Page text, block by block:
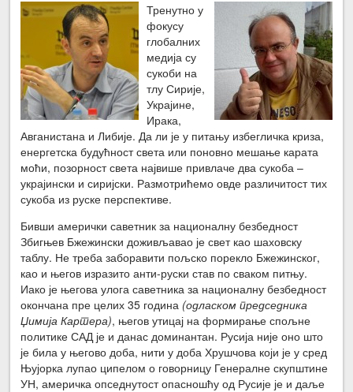
Тренутно у
фокусу
глобалних
медија су
сукоби на
тлу Сирије,
Украјине,
Ирака,
Авганистана и Либије. Да ли је у питању избегличка криза,
енергетска будућност света или поновно мешање карата
моћи, позорност света највише привлаче два сукоба –
украјински и сиријски. Размотрићемо овде различитост тих
сукоба из руске перспективе.
Бивши амерички саветник за националну безбедност
Збигњев Бжежински доживљавао је свет као шаховску
таблу. Не треба заборавити пољско порекло Бжежинског,
као и његов изразито анти-руски став по сваком питњу.
Иако је његова улога саветника за националну безбедност
окончана пре целих 35 година (одласком председника
Џимија Картера), његов утицај на формирање спољне
политике САД је и данас доминантан. Русија није оно што
је била у његово доба, нити у доба Хрушчова који је у сред
Њујорка лупао ципелом о говорницу Генералне скупштине
УН, америчка опседнутост опасношћу од Русије је и даље